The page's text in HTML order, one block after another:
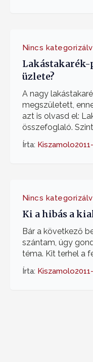
Nincs
Lakástakarék-
üzlete?
A nagy
megszületett,
azt is olvasd el:
összefoglaló.
Írta: Kiszamolo
Nincs
Ki a hibás a
Bár a következő
szántam, úgy
téma. Kit terhel a
Írta: Kiszamolo